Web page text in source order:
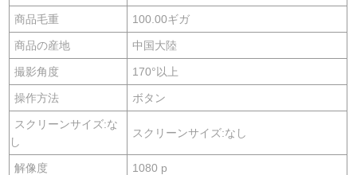
商品毛重 100.00ギガ
商品の産地 中国大陸
撮影角度 170°以上
操作方法 ボタン
スクリーンサイズ:な
し
スクリーンサイズ:なし
解像度 1080 p